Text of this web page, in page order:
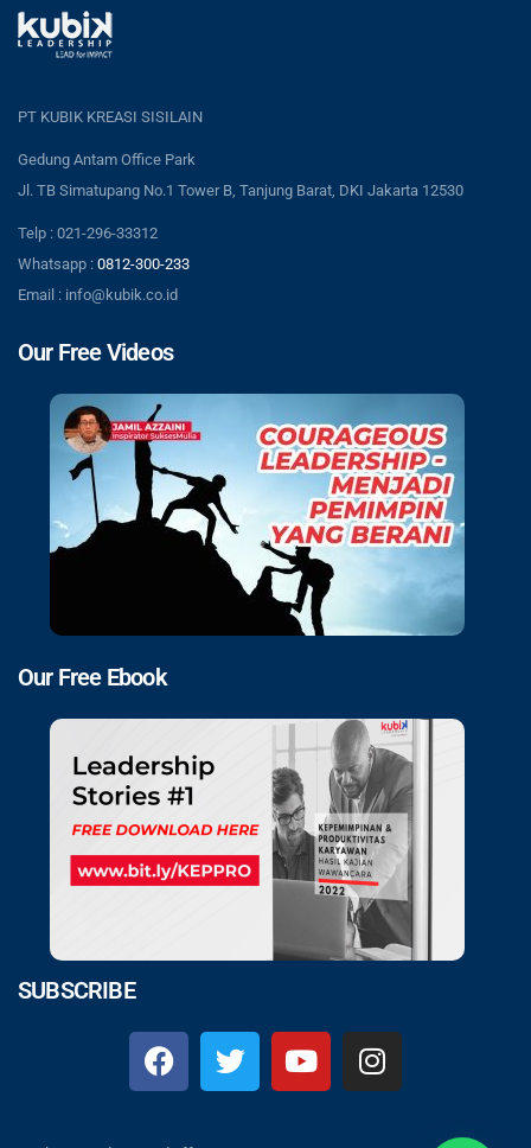
PT KUBIK KREASI SISILAIN
Gedung Antam Office Park
Jl. TB Simatupang No.1 Tower B, Tanjung Barat, DKI Jakarta 12530
Telp : 021-296-33312
Whatsapp : 0812-300-233
Email : info@kubik.co.id
Our Free Videos
Our Free Ebook
SUBSCRIBE